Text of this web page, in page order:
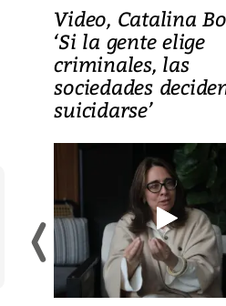
Video, Catalina
‘Si la gente elige
criminales, las
sociedades
suicidarse’